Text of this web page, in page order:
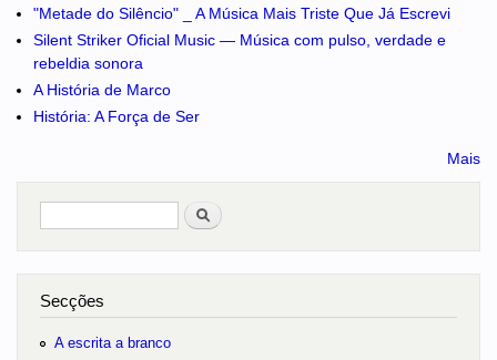
"Metade do Silêncio" _ A Música Mais Triste Que Já Escrevi
Silent Striker Oficial Music — Música com pulso, verdade e
rebeldia sonora
A História de Marco
História: A Força de Ser
Mais
Pesquisar
no portal
Secções
A escrita a branco